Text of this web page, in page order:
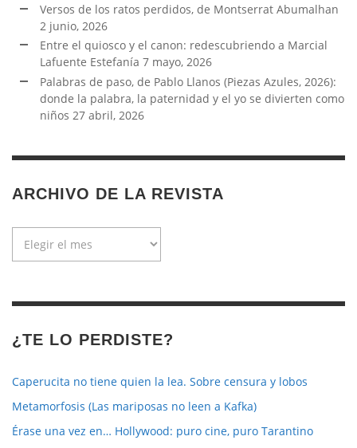
Versos de los ratos perdidos, de Montserrat Abumalhan
2 junio, 2026
Entre el quiosco y el canon: redescubriendo a Marcial
Lafuente Estefanía 7 mayo, 2026
Palabras de paso, de Pablo Llanos (Piezas Azules, 2026):
donde la palabra, la paternidad y el yo se divierten como
niños 27 abril, 2026
ARCHIVO DE LA REVISTA
¿TE LO PERDISTE?
Caperucita no tiene quien la lea. Sobre censura y lobos
Metamorfosis (Las mariposas no leen a Kafka)
Érase una vez en… Hollywood: puro cine, puro Tarantino